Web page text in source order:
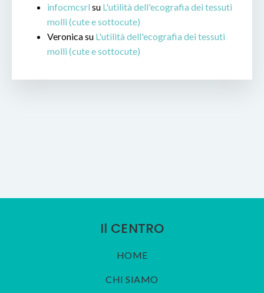
infocmcsrl su L'utilità dell'ecografia dei tessuti
molli (cute e sottocute)
Veronicasu L'utilità dell'ecografia dei tessuti
molli (cute e sottocute)
Il CENTRO
HOME
CHI SIAMO